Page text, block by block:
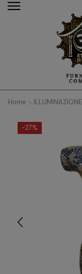
Home ILLUMINAZIONE
-27%